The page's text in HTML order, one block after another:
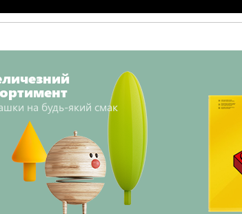
на будь-який смак